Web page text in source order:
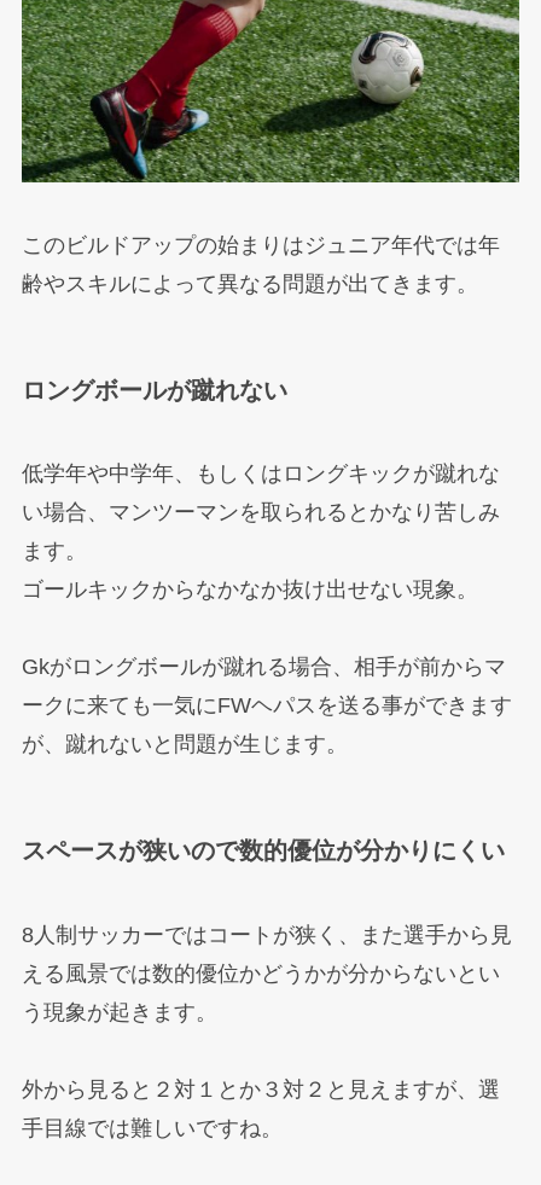
このビルドアップの始まりはジュニア年代では年
齢やスキルによって異なる問題が出てきます。
ロングボールが蹴れない
低学年や中学年、もしくはロングキックが蹴れな
い場合、マンツーマンを取られるとかなり苦しみ
ます。
ゴールキックからなかなか抜け出せない現象。
Gkがロングボールが蹴れる場合、相手が前からマ
ークに来ても一気にFWヘパスを送る事ができます
が、蹴れないと問題が生じます。
スペースが狭いので数的優位が分かりにくい
8人制サッカーではコートが狭く、また選手から見
える風景では数的優位かどうかが分からないとい
う現象が起きます。
外から見ると２対１とか３対２と見えますが、選
手目線では難しいですね。